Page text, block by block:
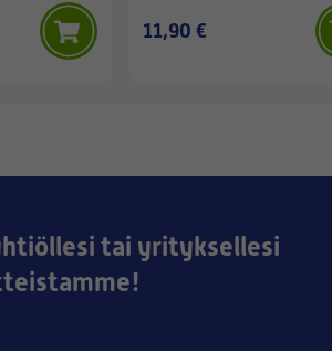
11,90 €
tai yrityksellesi